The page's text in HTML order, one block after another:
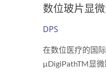
数位玻片显
DPS
在数位医疗的国际
μDigiPathTM显